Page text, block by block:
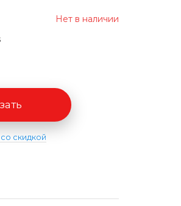
Нет в наличии
скидкой